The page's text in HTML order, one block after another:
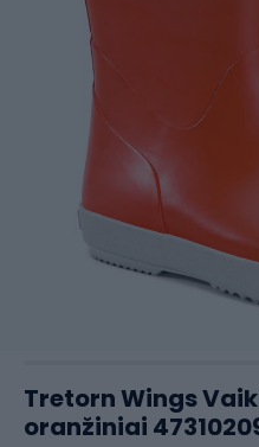
Tretorn Wings
oranžiniai